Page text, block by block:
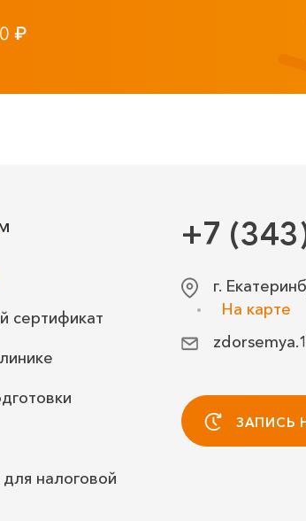
₽
+7
г.
На карте
ЗАПИСЬ
сертификат
налоговой